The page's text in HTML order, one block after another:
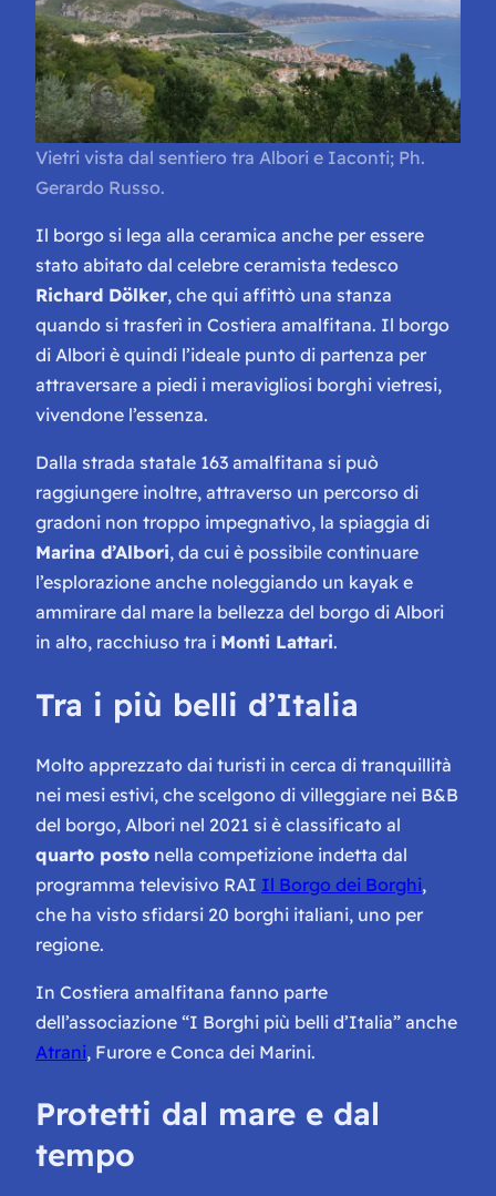
Vietri vista dal sentiero tra Albori e Iaconti; Ph.
Gerardo Russo.
Il borgo si lega alla ceramica anche per essere
stato abitato dal celebre ceramista tedesco
Richard Dölker, che qui affittò una stanza
quando si trasferì in Costiera amalfitana. Il borgo
di Albori è quindi l’ideale punto di partenza per
attraversare a piedi i meravigliosi borghi vietresi,
vivendone l’essenza.
Dalla strada statale 163 amalfitana si può
raggiungere inoltre, attraverso un percorso di
gradoni non troppo impegnativo, la spiaggia di
Marina d’Albori, da cui è possibile continuare
l’esplorazione anche noleggiando un kayak e
ammirare dal mare la bellezza del borgo di Albori
in alto, racchiuso tra i Monti Lattari.
Tra i più belli d’Italia
Molto apprezzato dai turisti in cerca di tranquillità
nei mesi estivi, che scelgono di villeggiare nei B&B
del borgo, Albori nel 2021 si è classificato al
quarto posto nella competizione indetta dal
programma televisivo RAI Il Borgo dei Borghi,
che ha visto sfidarsi 20 borghi italiani, uno per
regione.
In Costiera amalfitana fanno parte
dell’associazione “I Borghi più belli d’Italia” anche
Atrani, Furore e Conca dei Marini.
Protetti dal mare e dal
tempo